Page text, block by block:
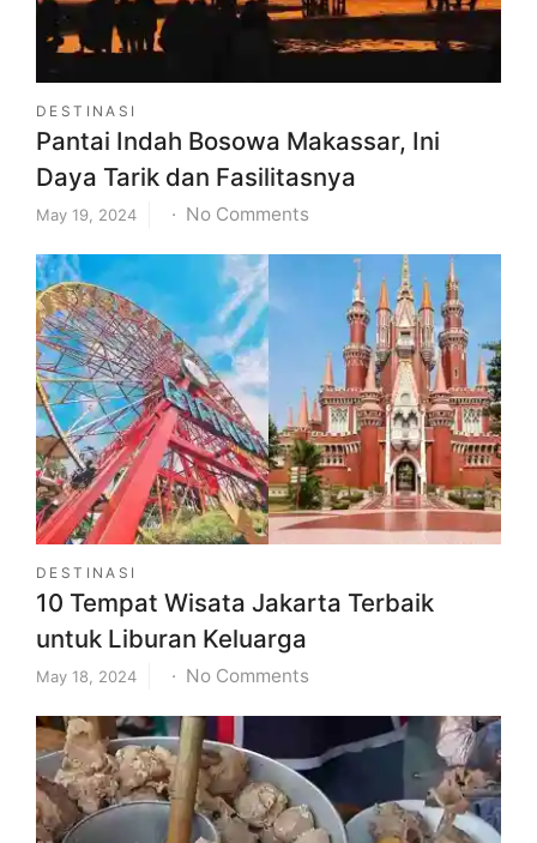
Semarang
(belum
DESTINASI
Pantai Indah Bosowa Makassar, Ini
Daya Tarik dan Fasilitasnya
May 19, 2024 No Comments
Indah
Bosowa
Makassar,
Ini
Daya
Tarik
dan
Fasilitasnya
DESTINASI
10 Tempat Wisata Jakarta Terbaik
untuk Liburan Keluarga
May 18, 2024 No Comments
Tempat
Wisata
Jakarta
Terbaik